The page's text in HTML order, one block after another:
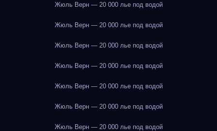
Жюль Верн — 20 000 лье под водой
Жюль Верн — 20 000 лье под водой
Жюль Верн — 20 000 лье под водой
Жюль Верн — 20 000 лье под водой
Жюль Верн — 20 000 лье под водой
Жюль Верн — 20 000 лье под водой
Жюль Верн — 20 000 лье под водой